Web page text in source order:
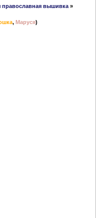
православная вышивка»
,Маруся)